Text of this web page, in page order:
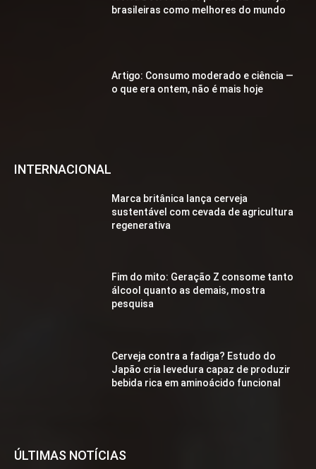
brasileiras como melhores do mundo
Artigo: Consumo moderado e ciência —
o que era ontem, não é mais hoje
INTERNACIONAL
Marca britânica lança cerveja
sustentável com cevada de agricultura
regenerativa
Fim do mito: Geração Z consome tanto
álcool quanto as demais, mostra
pesquisa
Cerveja contra a fadiga? Estudo do
Japão cria levedura capaz de produzir
bebida rica em aminoácido funcional
ÚLTIMAS NOTÍCIAS